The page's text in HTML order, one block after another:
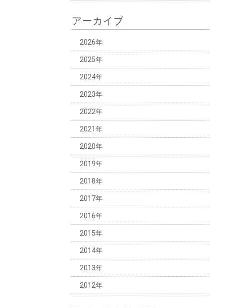
アーカイブ
2026年
2025年
2024年
2023年
2022年
2021年
2020年
2019年
2018年
2017年
2016年
2015年
2014年
2013年
2012年